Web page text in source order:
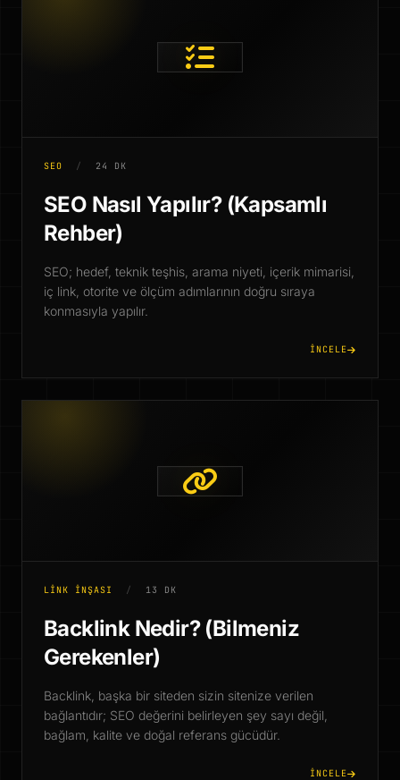
SEO / 24 DK
SEO Nasıl Yapılır? (Kapsamlı
Rehber)
SEO; hedef, teknik teşhis, arama niyeti, içerik mimarisi,
iç link, otorite ve ölçüm adımlarının doğru sıraya
konmasıyla yapılır.
İNCELE
LINK İNŞASI / 13 DK
Backlink Nedir? (Bilmeniz
Gerekenler)
Backlink, başka bir siteden sizin sitenize verilen
bağlantıdır; SEO değerini belirleyen şey sayı değil,
bağlam, kalite ve doğal referans gücüdür.
İNCELE